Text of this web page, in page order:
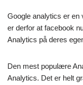
Google analytics er
er derfor at facebook
Analytics på deres
Den mest populære
Analytics. Det er helt